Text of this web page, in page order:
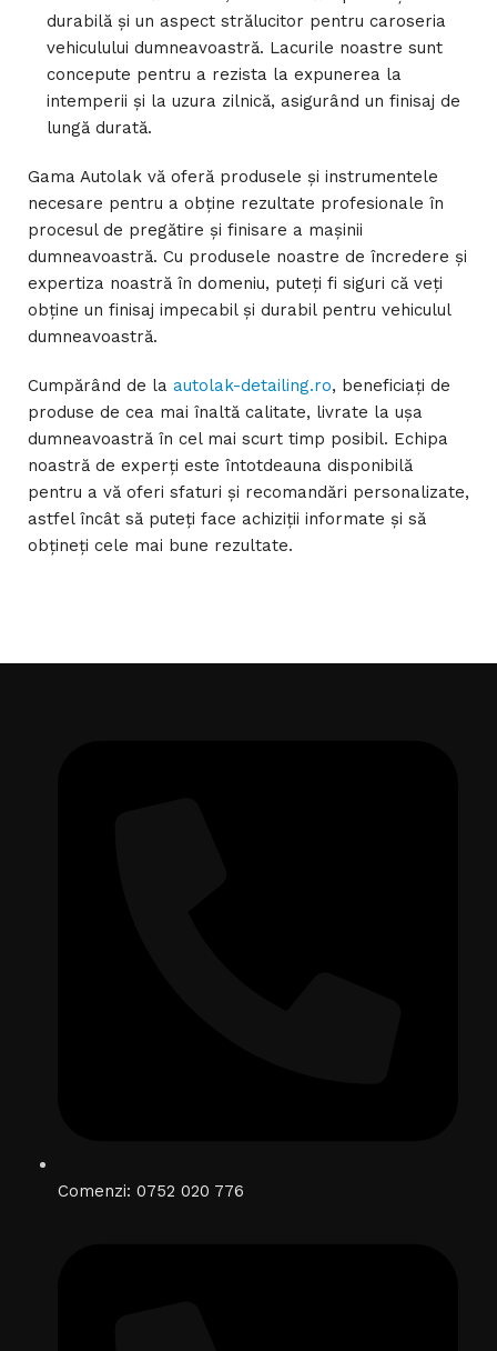
durabilă și un aspect strălucitor pentru caroseria
vehiculului dumneavoastră. Lacurile noastre sunt
concepute pentru a rezista la expunerea la
intemperii și la uzura zilnică, asigurând un finisaj de
lungă durată.
Gama Autolak vă oferă produsele și instrumentele
necesare pentru a obține rezultate profesionale în
procesul de pregătire și finisare a mașinii
dumneavoastră. Cu produsele noastre de încredere și
expertiza noastră în domeniu, puteți fi siguri că veți
obține un finisaj impecabil și durabil pentru vehiculul
dumneavoastră.
Cumpărând de la autolak-detailing.ro, beneficiați de
produse de cea mai înaltă calitate, livrate la ușa
dumneavoastră în cel mai scurt timp posibil. Echipa
noastră de experți este întotdeauna disponibilă
pentru a vă oferi sfaturi și recomandări personalizate,
astfel încât să puteți face achiziții informate și să
obțineți cele mai bune rezultate.
Comenzi: 0752 020 776